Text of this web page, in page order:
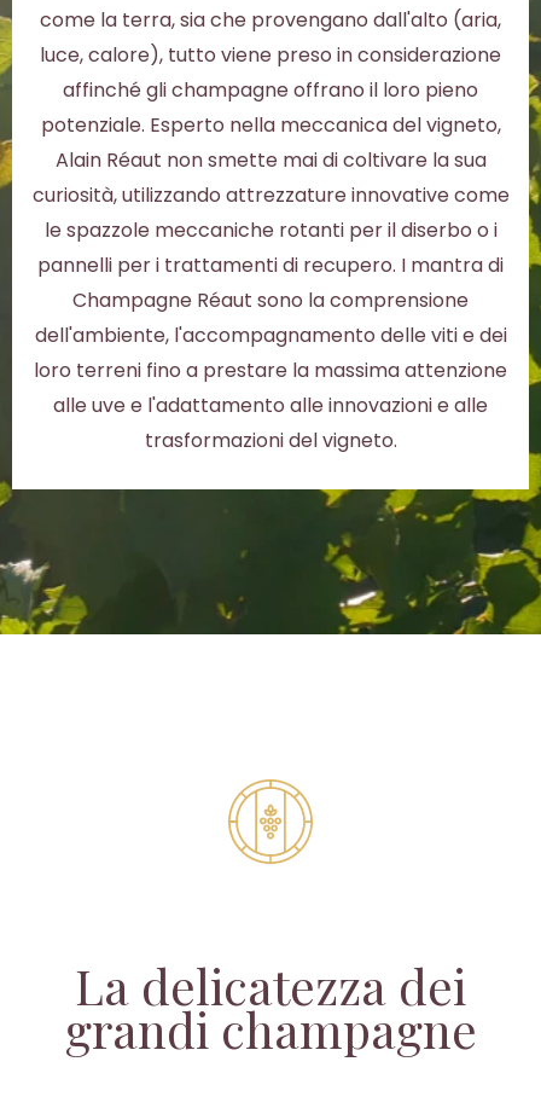
come la terra, sia che provengano dall'alto (aria,
luce, calore), tutto viene preso in considerazione
affinché gli champagne offrano il loro pieno
potenziale. Esperto nella meccanica del vigneto,
Alain Réaut non smette mai di coltivare la sua
curiosità, utilizzando attrezzature innovative come
le spazzole meccaniche rotanti per il diserbo o i
pannelli per i trattamenti di recupero. I mantra di
Champagne Réaut sono la comprensione
dell'ambiente, l'accompagnamento delle viti e dei
loro terreni fino a prestare la massima attenzione
alle uve e l'adattamento alle innovazioni e alle
trasformazioni del vigneto.
La delicatezza dei
grandi champagne